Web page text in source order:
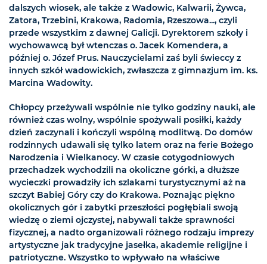
dalszych wiosek, ale także z Wadowic, Kalwarii, Żywca,
Zatora, Trzebini, Krakowa, Radomia, Rzeszowa..., czyli
przede wszystkim z dawnej Galicji. Dyrektorem szkoły i
wychowawcą był wtenczas o. Jacek Komendera, a
później o. Józef Prus. Nauczycielami zaś byli świeccy z
innych szkół wadowickich, zwłaszcza z gimnazjum im. ks.
Marcina Wadowity.
Chłopcy przeżywali wspólnie nie tylko godziny nauki, ale
również czas wolny, wspólnie spożywali posiłki, każdy
dzień zaczynali i kończyli wspólną modlitwą. Do domów
rodzinnych udawali się tylko latem oraz na ferie Bożego
Narodzenia i Wielkanocy. W czasie cotygodniowych
przechadzek wychodzili na okoliczne górki, a dłuższe
wycieczki prowadziły ich szlakami turystycznymi aż na
szczyt Babiej Góry czy do Krakowa. Poznając piękno
okolicznych gór i zabytki przeszłości pogłębiali swoją
wiedzę o ziemi ojczystej, nabywali także sprawności
fizycznej, a nadto organizowali różnego rodzaju imprezy
artystyczne jak tradycyjne jasełka, akademie religijne i
patriotyczne. Wszystko to wpływało na właściwe